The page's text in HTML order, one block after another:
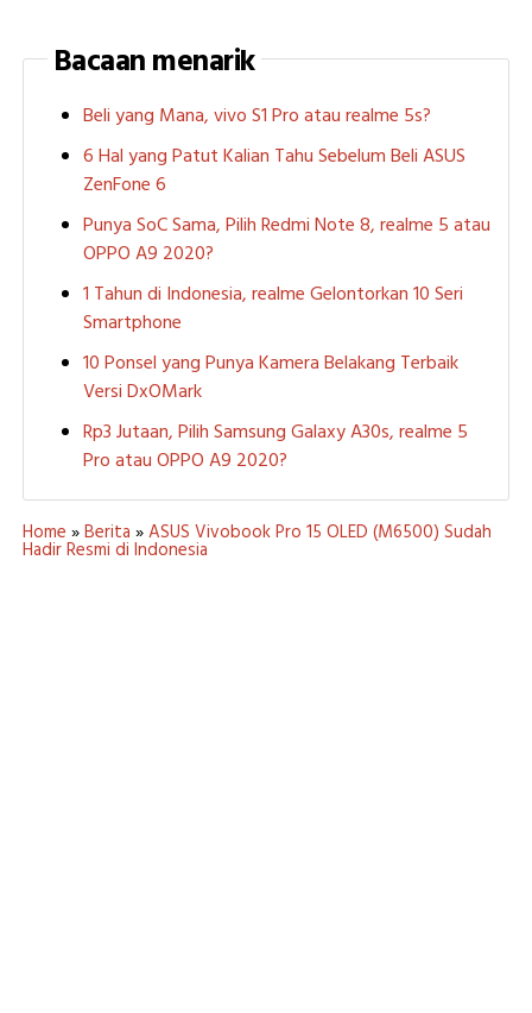
Bacaan menarik
Beli yang Mana, vivo S1 Pro atau realme 5s?
6 Hal yang Patut Kalian Tahu Sebelum Beli ASUS
ZenFone 6
Punya SoC Sama, Pilih Redmi Note 8, realme 5 atau
OPPO A9 2020?
1 Tahun di Indonesia, realme Gelontorkan 10 Seri
Smartphone
10 Ponsel yang Punya Kamera Belakang Terbaik
Versi DxOMark
Rp3 Jutaan, Pilih Samsung Galaxy A30s, realme 5
Pro atau OPPO A9 2020?
Home »Berita »ASUS Vivobook Pro 15 OLED (M6500) Sudah
Hadir Resmi di Indonesia